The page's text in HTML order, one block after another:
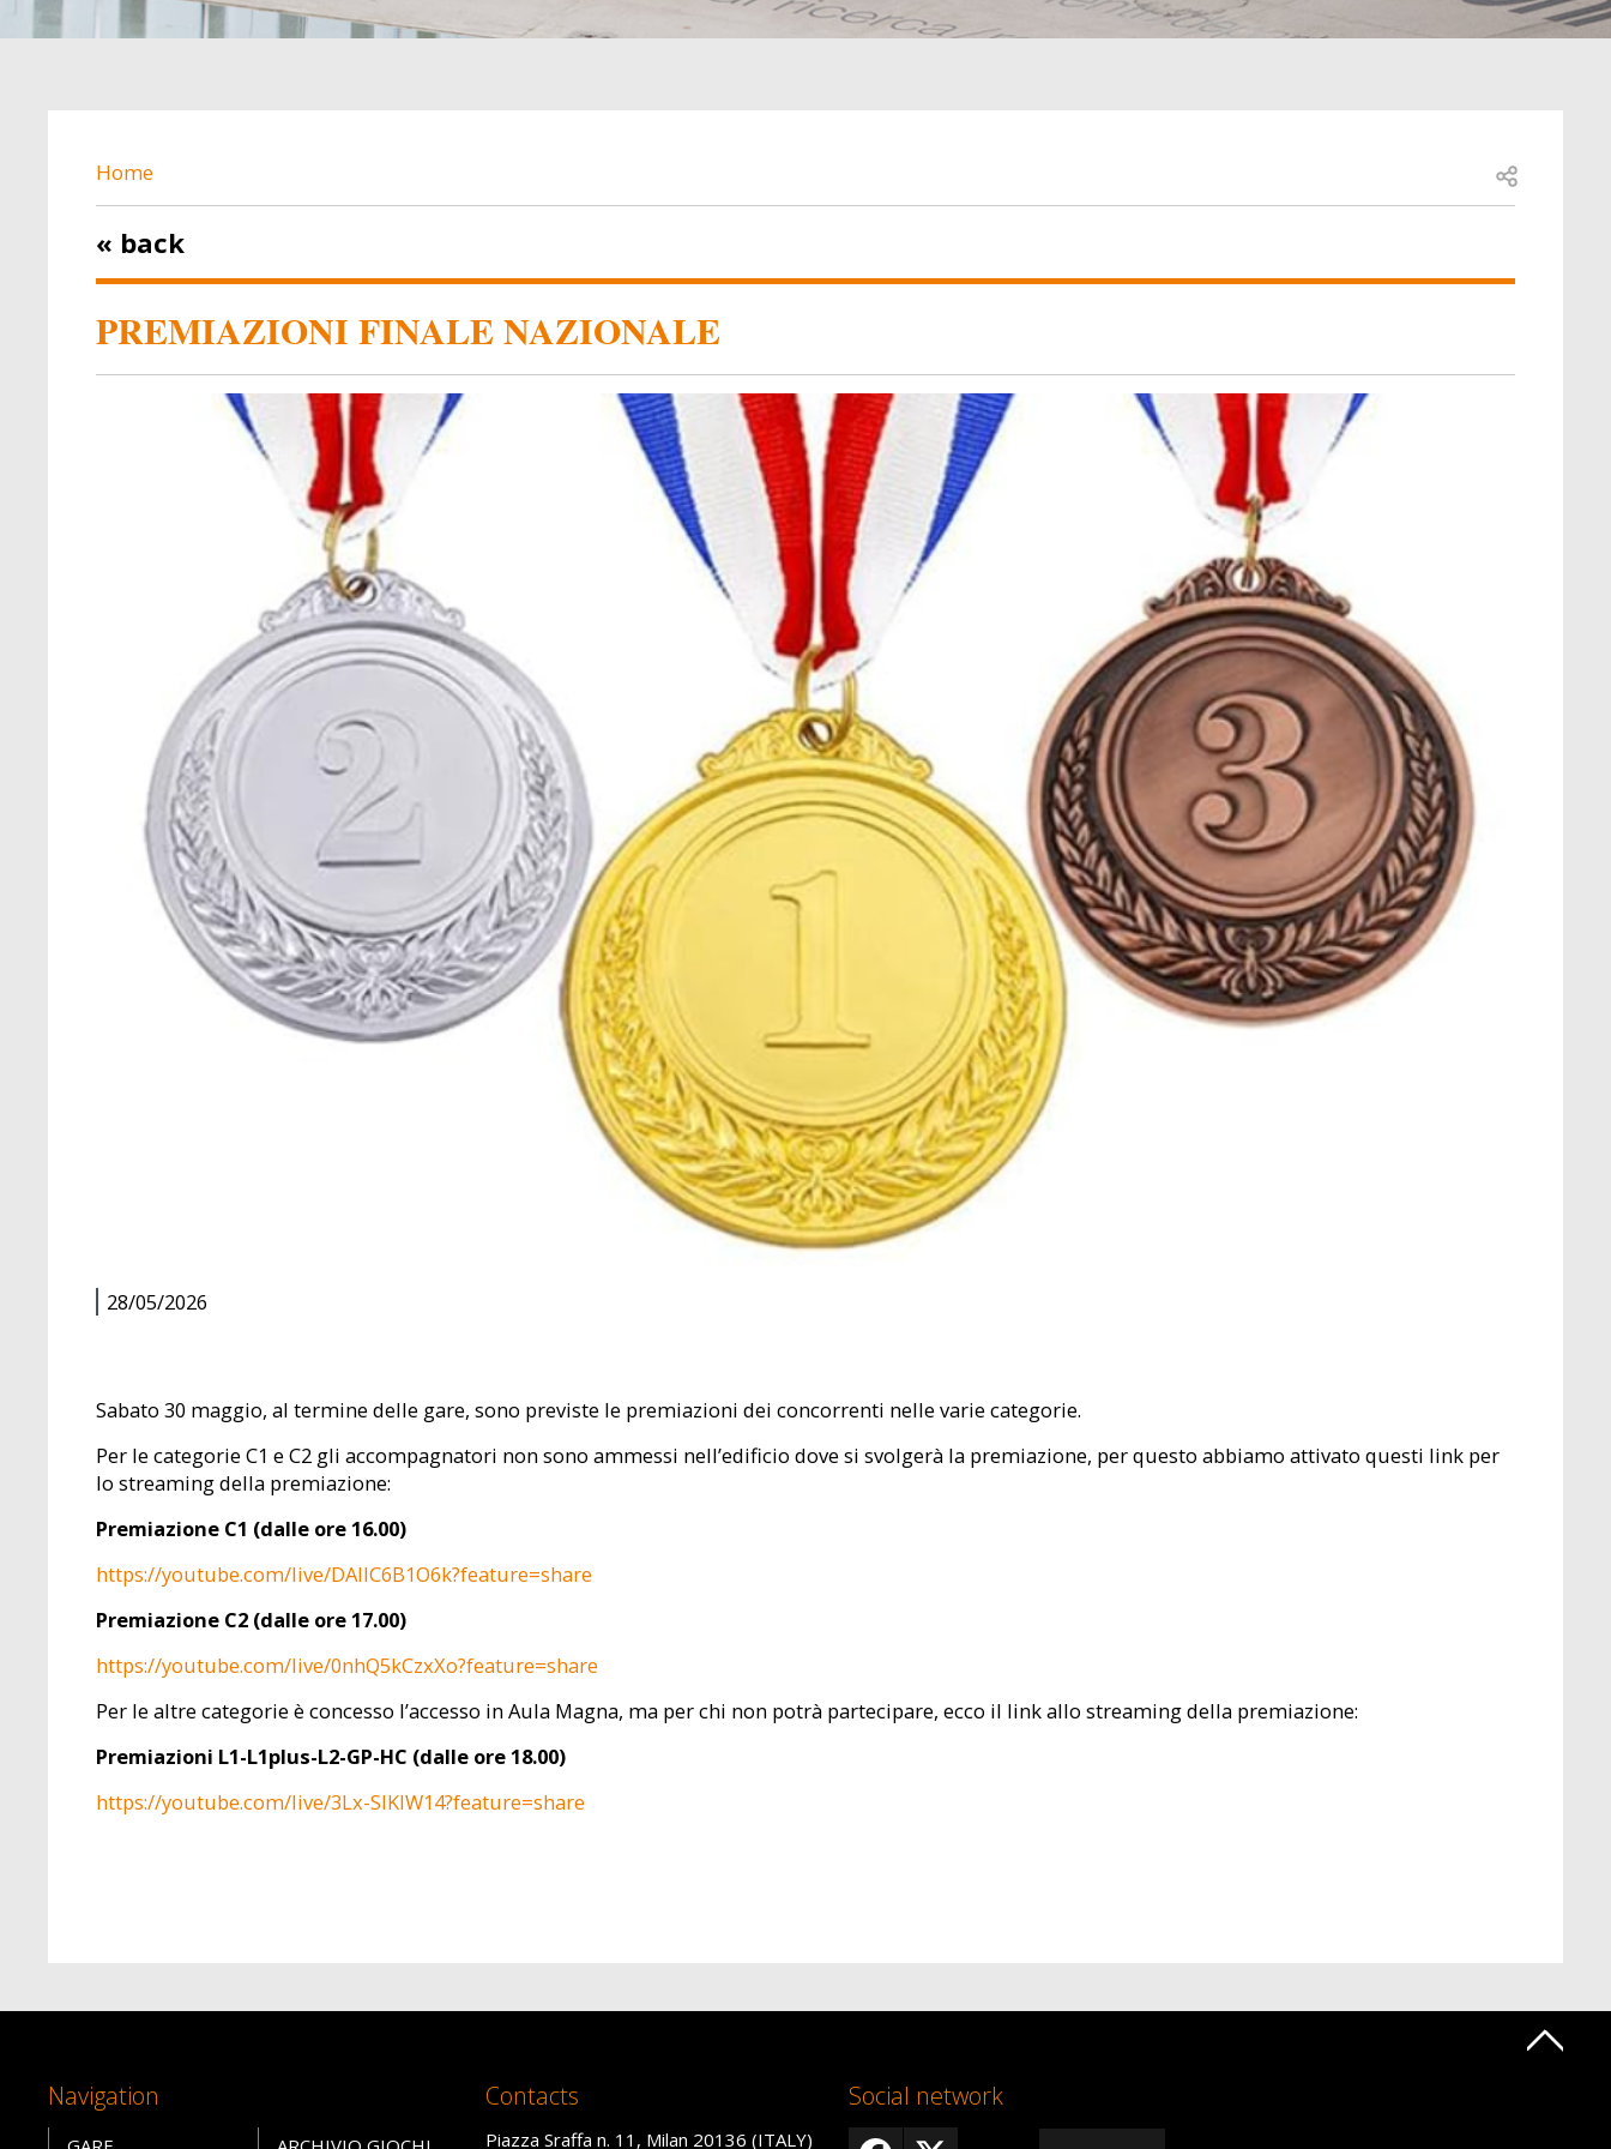
BREADCRUMB
Home Open share
« back
PREMIAZIONI FINALE NAZIONALE
28/05/2026
Sabato 30 maggio, al termine delle gare, sono previste le premiazioni dei concorrenti nelle varie categorie.
Per le categorie C1 e C2 gli accompagnatori non sono ammessi nell’edificio dove si svolgerà la premiazione, per questo abbiamo attivato questi link per
lo streaming della premiazione:
Premiazione C1 (dalle ore 16.00)
https://youtube.com/live/DAlIC6B1O6k?feature=share
Premiazione C2 (dalle ore 17.00)
https://youtube.com/live/0nhQ5kCzxXo?feature=share
Per le altre categorie è concesso l’accesso in Aula Magna, ma per chi non potrà partecipare, ecco il link allo streaming della premiazione:
Premiazioni L1-L1plus-L2-GP-HC (dalle ore 18.00)
https://youtube.com/live/3Lx-SIKIW14?feature=share
Navigation Contacts
Piazza Sraffa n. 11, Milan 20136 (ITALY)
Social network